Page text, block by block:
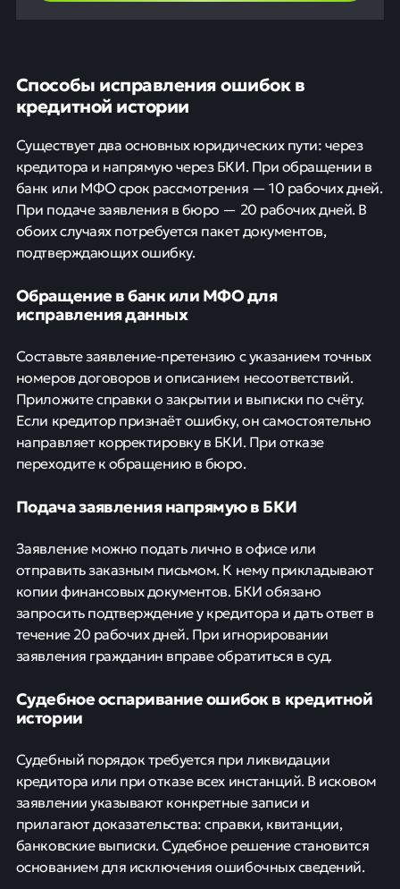
Способы исправления ошибок в
кредитной истории
Существует два основных юридических пути: через
кредитора и напрямую через БКИ. При обращении в
банк или МФО срок рассмотрения — 10 рабочих дней.
При подаче заявления в бюро — 20 рабочих дней. В
обоих случаях потребуется пакет документов,
подтверждающих ошибку.
Обращение в банк или МФО для
исправления данных
Составьте заявление-претензию с указанием точных
номеров договоров и описанием несоответствий.
Приложите справки о закрытии и выписки по счёту.
Если кредитор признаёт ошибку, он самостоятельно
направляет корректировку в БКИ. При отказе
переходите к обращению в бюро.
Подача заявления напрямую в БКИ
Заявление можно подать лично в офисе или
отправить заказным письмом. К нему прикладывают
копии финансовых документов. БКИ обязано
запросить подтверждение у кредитора и дать ответ в
течение 20 рабочих дней. При игнорировании
заявления гражданин вправе обратиться в суд.
Судебное оспаривание ошибок в кредитной
истории
Судебный порядок требуется при ликвидации
кредитора или при отказе всех инстанций. В исковом
заявлении указывают конкретные записи и
прилагают доказательства: справки, квитанции,
банковские выписки. Судебное решение становится
основанием для исключения ошибочных сведений.